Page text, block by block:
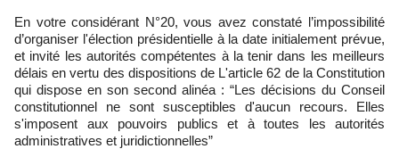
En votre considérant N°20, vous avez constaté l’impossibilité
d’organiser l'élection présidentielle à la date initialement prévue,
et invité les autorités compétentes à la tenir dans les meilleurs
délais en vertu des dispositions de L'article 62 de la Constitution
qui dispose en son second alinéa : “Les décisions du Conseil
constitutionnel ne sont susceptibles d'aucun recours. Elles
s'imposent aux pouvoirs publics et à toutes les autorités
administratives et juridictionnelles”